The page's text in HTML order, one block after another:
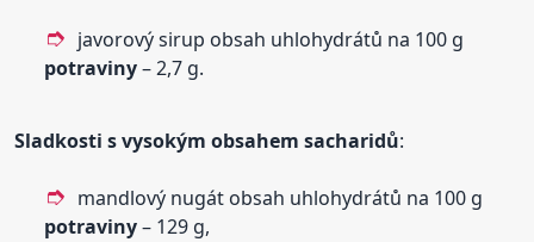
javorový sirup obsah uhlohydrátů na 100 g
potraviny– 2,7 g.
Sladkosti s vysokým obsahem sacharidů:
mandlový nugát obsah uhlohydrátů na 100 g
potraviny– 129 g,